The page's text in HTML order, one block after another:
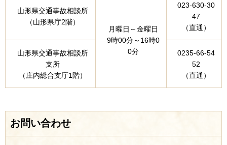
山形県交通事故相談所
（山形県庁2階）
月曜日～金曜日
9時00分～16時0
0分
023-630-30
47
（直通）
山形県交通事故相談所
支所
（庄内総合支庁1階）
0235-66-54
52
（直通）
お問い合わせ